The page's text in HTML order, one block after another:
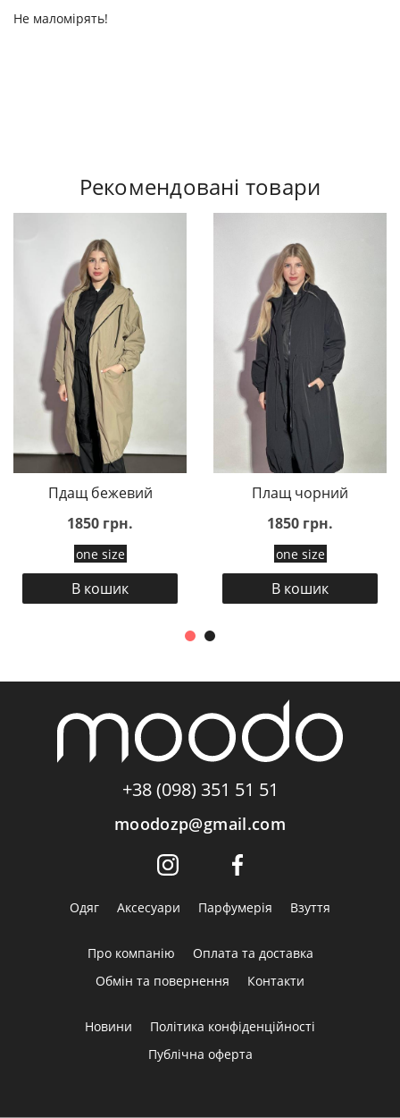
Не маломірять!
Рекомендовані товари
Пдащ бежевий
1850 грн.
one size
В кошик
Плащ чорний
1850 грн.
one size
В кошик
+38 (098) 351 51 51
moodozp@gmail.com
Одяг Аксесуари Парфумерія Взуття
Про компанію
Оплата та доставка
Обмін та повернення
Контакти
Новини
Політика конфіденційності
Публічна оферта